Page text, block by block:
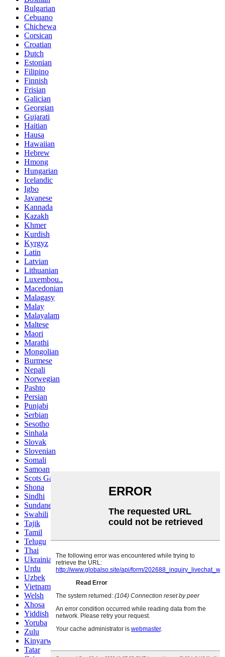
Bulgarian
Cebuano
Chichewa
Corsican
Croatian
Dutch
Estonian
Filipino
Finnish
Frisian
Galician
Georgian
Gujarati
Haitian
Hausa
Hawaiian
Hebrew
Hmong
Hungarian
Icelandic
Igbo
Javanese
Kannada
Kazakh
Khmer
Kurdish
Kyrgyz
Latin
Latvian
Lithuanian
Luxembou..
Macedonian
Malagasy
Malay
Malayalam
Maltese
Maori
Marathi
Mongolian
Burmese
Nepali
Norwegian
Pashto
Persian
Punjabi
Serbian
Sesotho
Sinhala
Slovak
Slovenian
Somali
Samoan
Scots Gaelic
Shona
Sindhi
Sundanese
Swahili
Tajik
Tamil
Telugu
Thai
Ukrainian
Urdu
Uzbek
Vietnamese
Welsh
Xhosa
Yiddish
Yoruba
Zulu
Kinyarwanda
Tatar